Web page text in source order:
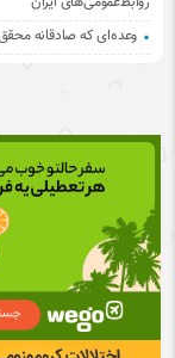
وعده‌ای که صادقانه